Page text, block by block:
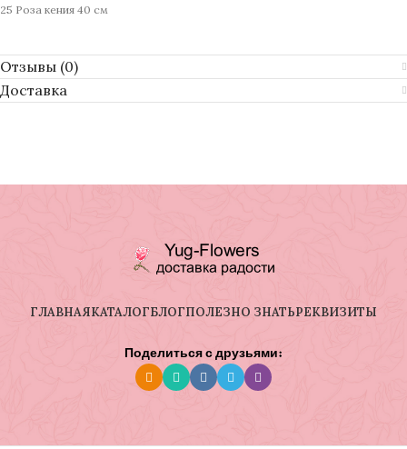
25 Роза кения 40 см
Отзывы (0)
Доставка
ГЛАВНАЯКАТАЛОГБЛОГПОЛЕЗНО ЗНАТЬРЕКВИЗИТЫ
Поделиться с друзьями: